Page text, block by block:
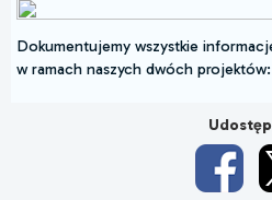
Dokumentujemy wszystkie
w ramach naszych dwóch projektów: